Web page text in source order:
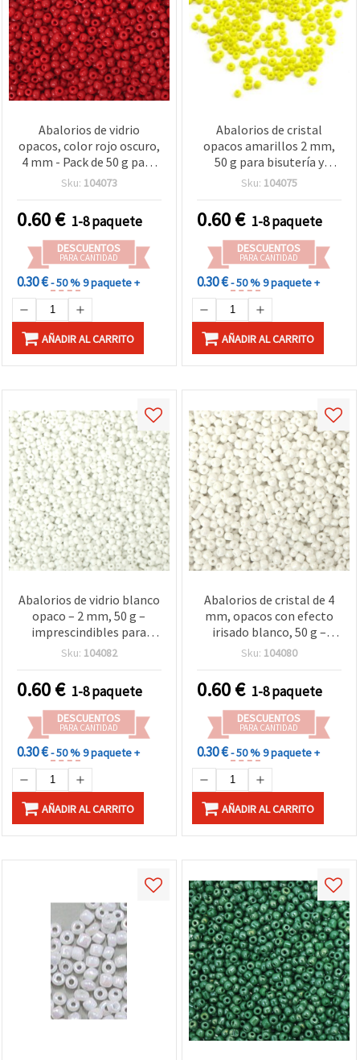
Abalorios de vidrio
opacos, color rojo oscuro,
4 mm - Pack de 50 g para
bisutería y decoraciones
Sku: 104073
0.60€ 1-8 paquete
DESCUENTOS
PARA CANTIDAD
0.30 €- 50 %9 paquete +
AÑADIR AL CARRITO
Abalorios de cristal
opacos amarillos 2 mm,
50 g para bisutería y
manualidades
Sku: 104075
0.60€ 1-8 paquete
DESCUENTOS
PARA CANTIDAD
0.30 €- 50 %9 paquete +
AÑADIR AL CARRITO
Abalorios de vidrio blanco
opaco – 2 mm, 50 g –
imprescindibles para
bisutería DIY, proyectos
decorativos
Sku: 104082
0.60€ 1-8 paquete
DESCUENTOS
PARA CANTIDAD
0.30 €- 50 %9 paquete +
AÑADIR AL CARRITO
Abalorios de cristal de 4
mm, opacos con efecto
irisado blanco, 50 g –
ideales para bisutería y
Sku: 104080
0.60€ 1-8 paquete
DESCUENTOS
PARA CANTIDAD
0.30 €- 50 %9 paquete +
AÑADIR AL CARRITO